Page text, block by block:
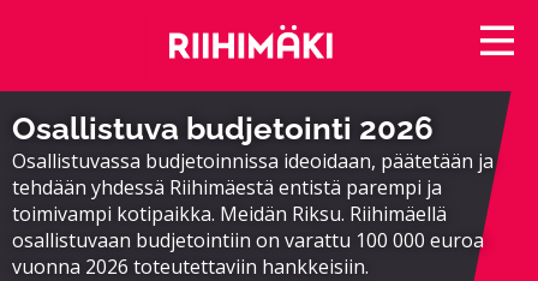
Osallistuva budjetointi 2026
Osallistuvassa budjetoinnissa ideoidaan, päätetään ja
tehdään yhdessä Riihimäestä entistä parempi ja
toimivampi kotipaikka. Meidän Riksu. Riihimäellä
osallistuvaan budjetointiin on varattu 100 000 euroa
vuonna 2026 toteutettaviin hankkeisiin.